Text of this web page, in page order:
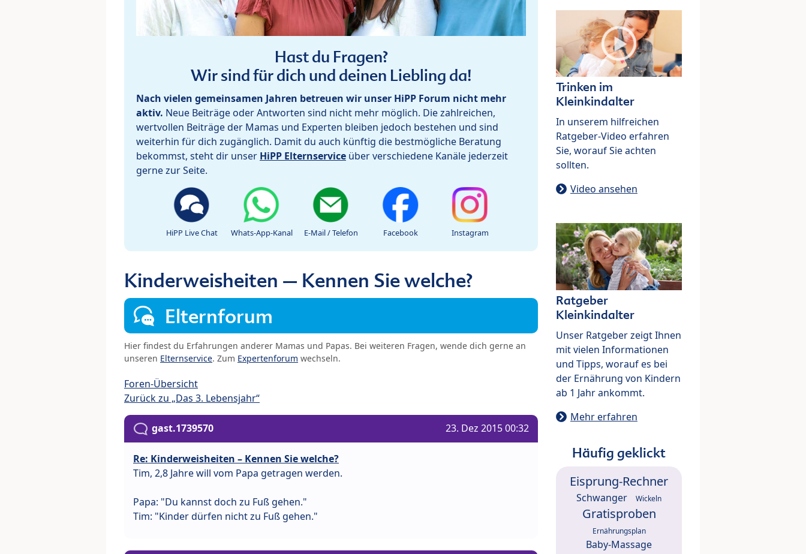
Hast du Fragen?
Wir sind für dich und deinen Liebling da!
Nach vielen gemeinsamen Jahren betreuen wir unser HiPP Forum nicht mehr
aktiv. Neue Beiträge oder Antworten sind nicht mehr möglich. Die zahlreichen,
wertvollen Beiträge der Mamas und Experten bleiben jedoch bestehen und sind
weiterhin für dich zugänglich. Damit du auch künftig die bestmögliche Beratung
bekommst, steht dir unser HiPP Elternservice über verschiedene Kanäle jederzeit
gerne zur Seite.
HiPP Live Chat Whats-App-Kanal E-Mail / Telefon Facebook Instagram
Kinderweisheiten – Kennen Sie welche?
Elternforum
Hier findest du Erfahrungen anderer Mamas und Papas. Bei weiteren Fragen, wende dich gerne an
unseren Elternservice. Zum Expertenforum wechseln.
Foren-Übersicht
Zurück zu „Das 3. Lebensjahr“
gast.1739570 23. Dez 2015 00:32
Re: Kinderweisheiten – Kennen Sie welche?
Tim, 2,8 Jahre will vom Papa getragen werden.
Papa: "Du kannst doch zu Fuß gehen."
Tim: "Kinder dürfen nicht zu Fuß gehen."
Trinken im
Kleinkindalter
In unserem hilfreichen
Ratgeber-Video erfahren
Sie, worauf Sie achten
sollten.
Video ansehen
Ratgeber
Kleinkindalter
Unser Ratgeber zeigt Ihnen
mit vielen Informationen
und Tipps, worauf es bei
der Ernährung von Kindern
ab 1 Jahr ankommt.
Mehr erfahren
Häufig geklickt
Eisprung-Rechner
Schwanger Wickeln
Gratisproben
Ernährungsplan
Baby-Massage